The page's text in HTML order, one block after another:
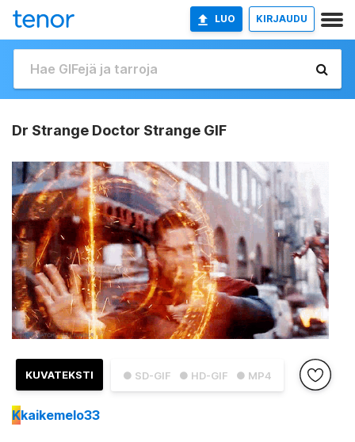
LUO KIRJAUDU
Dr Strange Doctor Strange GIF
● SD-GIF ● HD-GIF ● MP4
KUVATEKSTI
Kkaikemelo33